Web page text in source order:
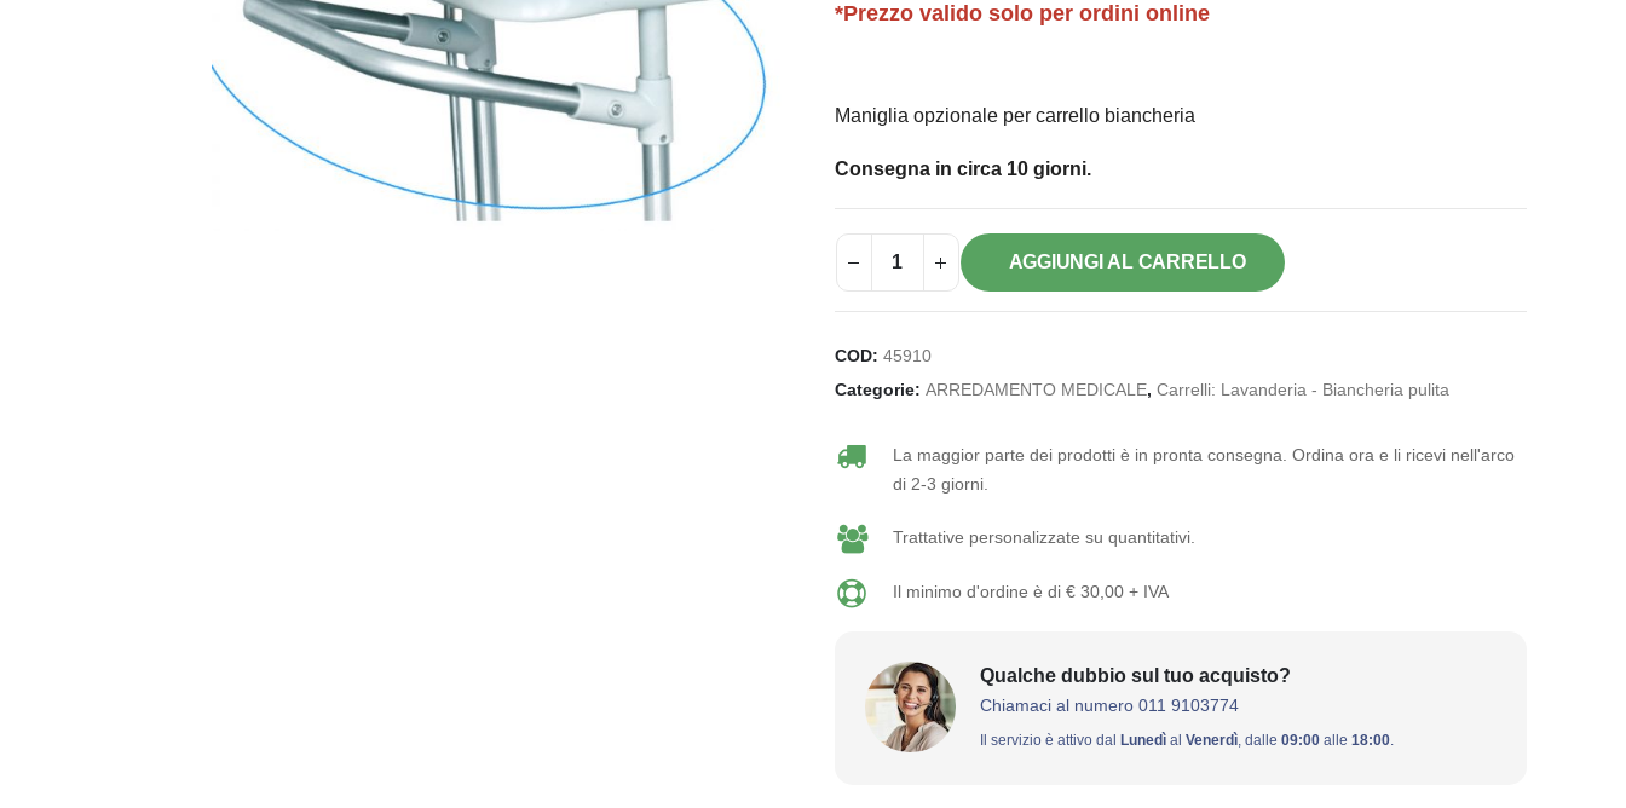
*Prezzo valido solo per ordini online
Maniglia opzionale per carrello biancheria
Consegna in circa 10 giorni.
AGGIUNGI AL CARRELLO
COD: 45910
Categorie: ARREDAMENTO MEDICALE, Carrelli: Lavanderia - Biancheria pulita
La maggior parte dei prodotti è in pronta consegna. Ordina ora e li ricevi nell'arco
di 2-3 giorni.
Trattative personalizzate su quantitativi.
Il minimo d'ordine è di € 30,00 + IVA
Qualche dubbio sul tuo acquisto?
Chiamaci al numero 011 9103774
Il servizio è attivo dal Lunedìal Venerdì, dalle 09:00alle 18:00.